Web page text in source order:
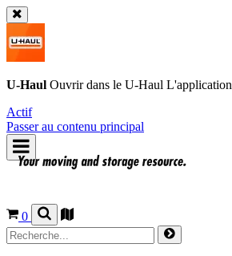
U-Haul Ouvrir dans le U-Haul L'application
Actif
Passer au contenu principal
0